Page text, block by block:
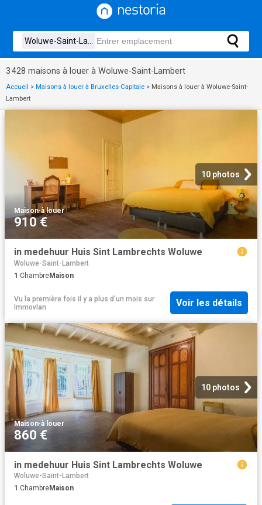
3 428 maisons à louer à Woluwe-Saint-Lambert
Accueil > Maisons à louer à Bruxelles-Capitale > Maisons à louer à Woluwe-Saint-
Lambert
10 photos
Maison·à louer
910 €
in medehuur Huis Sint Lambrechts Woluwe
Woluwe-Saint-Lambert
1 ChambreMaison
Vu la première fois il y a plus d'un mois sur
Immovlan
Voir les détails
10 photos
Maison·à louer
860 €
in medehuur Huis Sint Lambrechts Woluwe
Woluwe-Saint-Lambert
1 ChambreMaison